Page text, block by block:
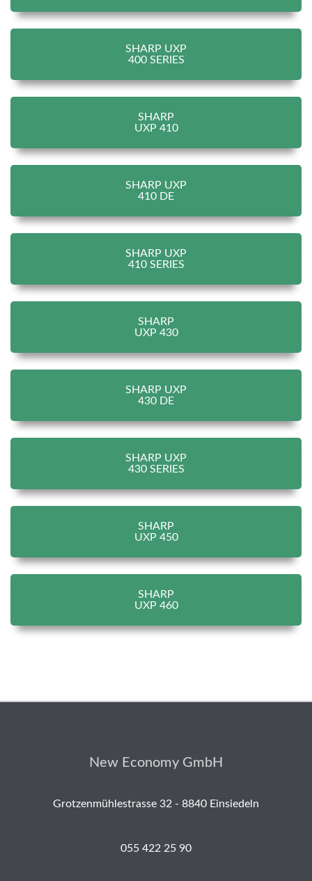
SHARP UXP
400 SERIES
SHARP
UXP 410
SHARP UXP
410 DE
SHARP UXP
410 SERIES
SHARP
UXP 430
SHARP UXP
430 DE
SHARP UXP
430 SERIES
SHARP
UXP 450
SHARP
UXP 460
New Economy GmbH
Grotzenmühlestrasse 32 - 8840 Einsiedeln
055 422 25 90